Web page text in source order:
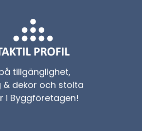
tillgänglighet,
& dekor och stolta
i Byggföretagen!